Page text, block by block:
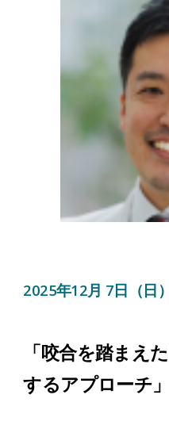
2025年12月 7日（日
「咬合を踏まえ
するアプローチ 」